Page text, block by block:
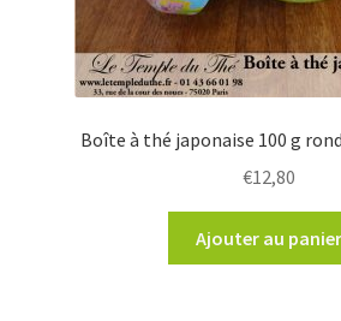
Boîte à thé japonaise 100 g
€12,80
Ajouter au panier